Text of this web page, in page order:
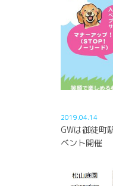
2019.04.14
GWは御徒町
ベント開催